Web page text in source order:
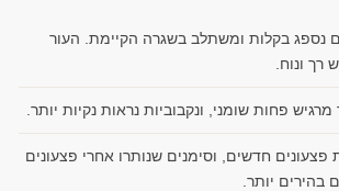
נספג בקלות ומשתלב בשגרה הקיימת. העור
רך ונוח.
מרגיש פחות שומני, ונקבוביות נראות נקיות יותר.
פצעונים חדשים, וסימנים שנותרו אחרי פצעונים
בהירים יותר.